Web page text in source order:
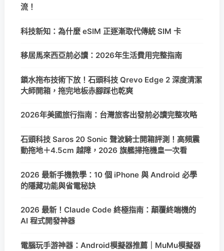
流！
科技新知：為什麼 eSIM 正逐漸取代傳統 SIM 卡
移居馬來西亞前必讀：2026年生活費用完整指南
鎖水拖布技術下放！石頭科技 Qrevo Edge 2 深度清潔
大師開箱，拖完地板赤腳踩也乾爽
2026年美國旅行指南：台灣旅客出發前必讀完整攻略
石頭科技 Saros 20 Sonic 聲波騎士開箱評測！高頻震
動拖地＋4.5cm 越障，2026 旗艦掃拖機皇一次看
2026 最新手機教學：10 個 iPhone 與 Android 必學
的隱藏功能與省電秘訣
2026 最新！Claude Code 終極指南：顛覆終端機的
AI 程式開發神器
電腦玩手游神器：Android模擬器推薦｜MuMu模擬器